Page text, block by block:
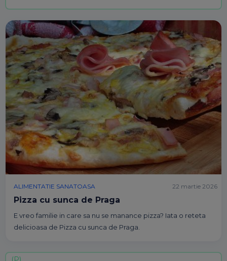
ALIMENTATIE SANATOASA
Pizza cu sunca de Praga
E vreo familie in care sa nu se manance pizza? Iata o reteta
delicioasa de Pizza cu sunca de Praga.
22 martie 2026